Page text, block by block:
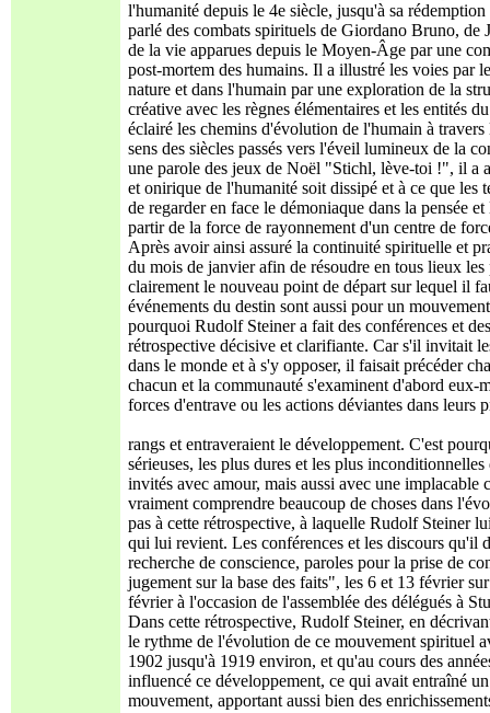
l'humanité depuis le 4e siècle, jusqu'à sa
parlé des combats spirituels de Giordano Bruno, de
de la vie apparues depuis le Moyen-Âge par une
post-mortem des humains. Il a illustré les voies par
nature et dans l'humain par une exploration de la
créative avec les règnes élémentaires et les entités
éclairé les chemins d'évolution de l'humain à
sens des siècles passés vers l'éveil lumineux de la
une parole des jeux de Noël "Stichl, lève-toi !", il a
et onirique de l'humanité soit dissipé et à ce que les
de regarder en face le démoniaque dans la pensée
partir de la force de rayonnement d'un centre de
Après avoir ainsi assuré la continuité spirituelle et
du mois de janvier afin de résoudre en tous lieux
clairement le nouveau point de départ sur lequel il
événements du destin sont aussi pour un
pourquoi Rudolf Steiner a fait des conférences et
rétrospective décisive et clarifiante. Car s'il invitait
dans le monde et à s'y opposer, il faisait précéder
chacun et la communauté s'examinent d'abord
forces d'entrave ou les actions déviantes dans leurs
rangs et entraveraient le développement. C'est
sérieuses, les plus dures et les plus
invités avec amour, mais aussi avec une implacable
vraiment comprendre beaucoup de choses dans
pas à cette rétrospective, à laquelle Rudolf Steiner
qui lui revient. Les conférences et les discours qu'il
recherche de conscience, paroles pour la prise de
jugement sur la base des faits", les 6 et 13 février
février à l'occasion de l'assemblée des délégués à
Dans cette rétrospective, Rudolf Steiner, en
le rythme de l'évolution de ce mouvement spirituel
1902 jusqu'à 1919 environ, et qu'au cours des
influencé ce développement, ce qui avait entraîné
mouvement, apportant aussi bien des